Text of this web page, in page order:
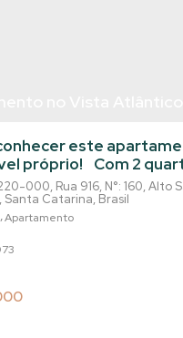
Apartamento
000, Rua 916, N°: 160,Alto
, Santa Catarina, Brasil
este
próprio! Com 2
e área privada de
para quem busca sair
Não perca essa